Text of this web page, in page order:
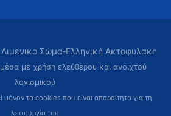
Σώμα-Ελληνική Ακτοφυλακή
με χρήση ελεύθερου και ανοιχτού
λογισμικού
μόνον τα cookies που είναι απαραίτητα για τη
λειτουργία του